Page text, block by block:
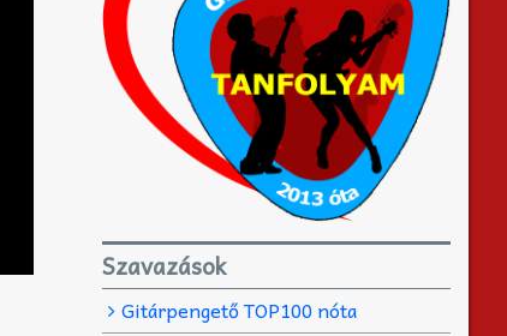
Szavazások
Gitárpengető TOP100 nóta